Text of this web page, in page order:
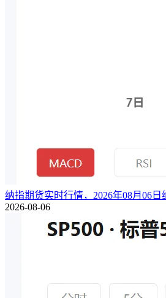
纳指期货实时行情，2026年08月06日
2026-08-06